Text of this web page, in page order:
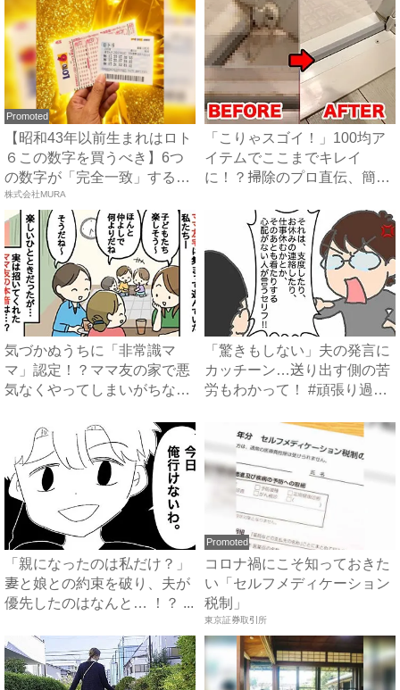
Promoted
【昭和43年以前生まれはロト
６この数字を買うべき】6つ
の数字が「完全一致」する
方...
株式会社MURA
「こりゃスゴイ！」100均ア
イテムでここまでキレイ
に！？掃除のプロ直伝、簡単
気づかぬうちに「非常識マ
マ」認定！？ママ友の家で悪
気なくやってしまいがちな、
「驚きもしない」夫の発言に
カッチーン…送り出す側の苦
労もわかって！ #頑張り過
「親になったのは私だけ？」
妻と娘との約束を破り、夫が
優先したのはなんと… ！？ ...
Promoted
コロナ禍にこそ知っておきた
い「セルフメディケーション
税制」
東京証券取引所